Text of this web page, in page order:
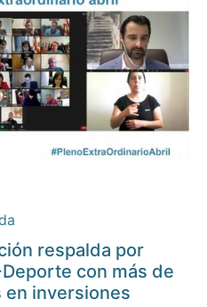
respalda por
con más de
en inversiones